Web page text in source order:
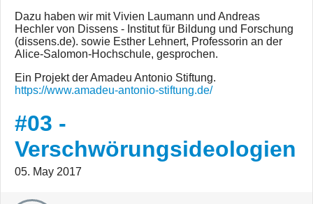
Dazu haben wir mit Vivien Laumann und Andreas
Hechler von Dissens - Institut für Bildung und Forschung
(dissens.de). sowie Esther Lehnert, Professorin an der
Alice-Salomon-Hochschule, gesprochen.
Ein Projekt der Amadeu Antonio Stiftung.
https://www.amadeu-antonio-stiftung.de/
#03 -
Verschwörungsideologien
05. May 2017